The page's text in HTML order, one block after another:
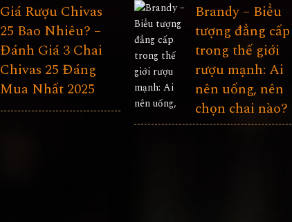
Giá Rượu Chivas
25 Bao Nhiêu? –
Đánh Giá 3 Chai
Chivas 25 Đáng
Mua Nhất 2025
Brandy – Biểu
tượng đẳng cấp
trong thế giới
rượu mạnh: Ai
nên uống, nên
chọn chai nào?